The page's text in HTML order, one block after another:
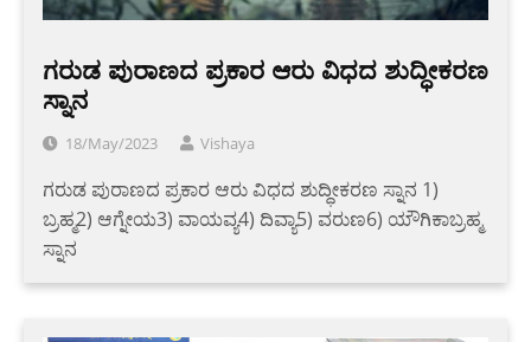
ಗರುಡ ಪುರಾಣದ ಪ್ರಕಾರ ಆರು ವಿಧದ ಶುದ್ಧೀಕರಣ
ಸ್ನಾನ
18/May/2023 Vishaya
ಗರುಡ ಪುರಾಣದ ಪ್ರಕಾರ ಆರು ವಿಧದ ಶುದ್ಧೀಕರಣ ಸ್ನಾನ 1)
ಬ್ರಹ್ಮ2) ಆಗ್ನೇಯ3) ವಾಯವ್ಯ4) ದಿವ್ಯಾ5) ವರುಣ6) ಯೌಗಿಕಾಬ್ರಹ್ಮ
ಸ್ನಾನ